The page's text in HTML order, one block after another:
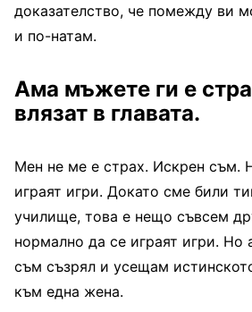
доказателство, че помежду ви
и по-натам.
Ама мъжете ги е
влязат в главата.
Мен не ме е страх. Искрен съм.
играят игри. Докато сме били
училище, това е нещо съвсем
нормално да се играят игри. Но
съм съзрял и усещам
към една жена.